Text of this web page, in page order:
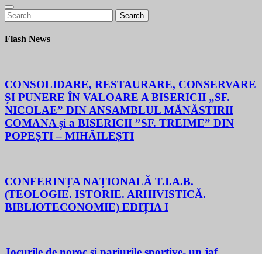
Search
for:
Search
Flash News
CONSOLIDARE, RESTAURARE, CONSERVARE
ȘI PUNERE ÎN VALOARE A BISERICII „SF.
NICOLAE” DIN ANSAMBLUL MĂNĂSTIRII
COMANA și a BISERICII ”SF. TREIME” DIN
POPEȘTI – MIHĂILEȘTI
CONFERINȚA NAȚIONALĂ T.I.A.B.
(TEOLOGIE. ISTORIE. ARHIVISTICĂ.
BIBLIOTECONOMIE) EDIȚIA I